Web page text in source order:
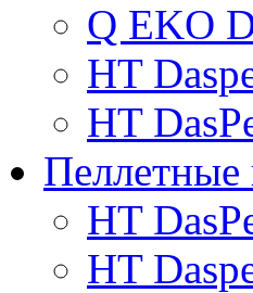
Q EKO
HT
HT
Пеллетные
HT
HT